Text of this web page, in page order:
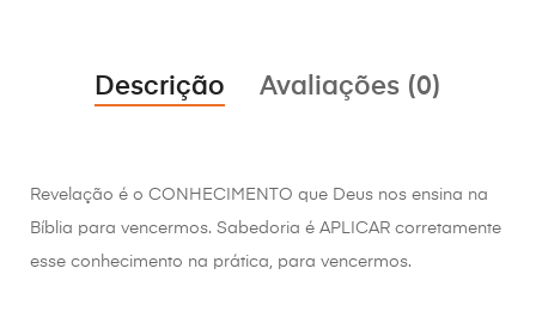
Descrição Avaliações (0)
Revelação é o CONHECIMENTO que Deus nos ensina na
Bíblia para vencermos. Sabedoria é APLICAR corretamente
esse conhecimento na prática, para vencermos.